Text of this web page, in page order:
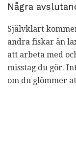
Några
Självklart
andra fiskar än
att arbeta med
misstag du gör.
om du glömmer